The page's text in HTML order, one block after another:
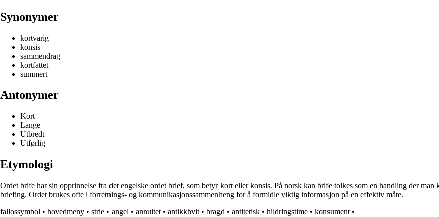
Synonymer
kortvarig
konsis
sammendrag
kortfattet
summert
Antonymer
Kort
Lange
Utbredt
Utførlig
Etymologi
Ordet brife har sin opprinnelse fra det engelske ordet brief, som betyr kort eller konsis. På norsk kan brife tolkes som en handling der
briefing. Ordet brukes ofte i forretnings- og kommunikasjonssammenheng for å formidle viktig informasjon på en effektiv måte.
fallossymbol • hovedmeny • strie • angel • annuitet • antikkhvit • bragd • antitetisk • hildringstime • konsument •